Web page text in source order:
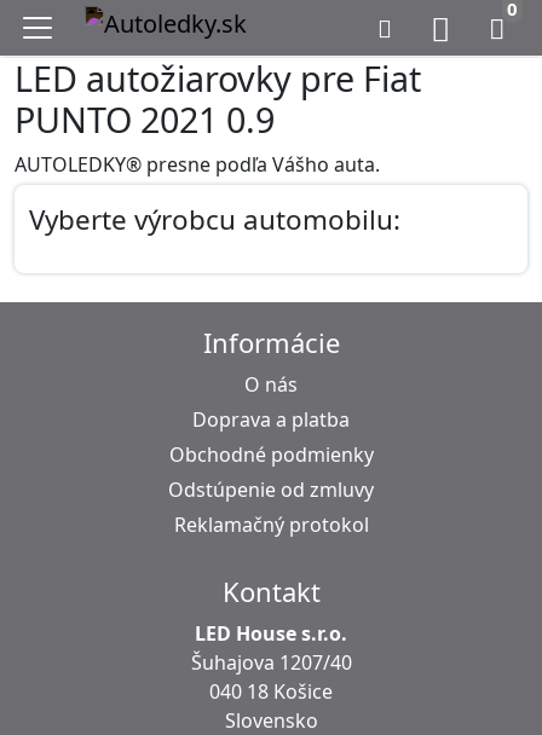
0
LED autožiarovky pre Fiat
PUNTO 2021 0.9
AUTOLEDKY® presne podľa Vášho auta.
Vyberte výrobcu automobilu:
Informácie
O nás
Doprava a platba
Obchodné podmienky
Odstúpenie od zmluvy
Reklamačný protokol
Kontakt
LED House s.r.o.
Šuhajova 1207/40
040 18 Košice
Slovensko